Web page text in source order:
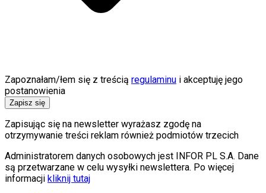
Zapoznałam/łem się z treścią regulaminu i akceptuję jego
postanowienia
Zapisz się
Zapisując się na newsletter wyrażasz zgodę na
otrzymywanie treści reklam również podmiotów trzecich
Administratorem danych osobowych jest INFOR PL S.A. Dane
są przetwarzane w celu wysyłki newslettera. Po więcej
informacji kliknij tutaj